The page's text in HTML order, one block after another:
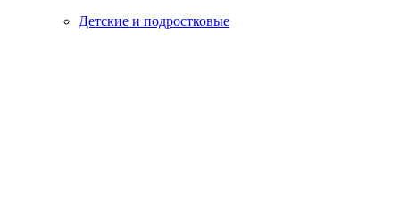
Детские и подростковые